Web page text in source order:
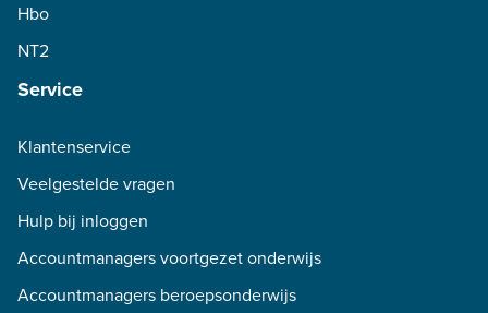
Hbo
NT2
Service
Klantenservice
Veelgestelde vragen
Hulp bij inloggen
Accountmanagers voortgezet onderwijs
Accountmanagers beroepsonderwijs